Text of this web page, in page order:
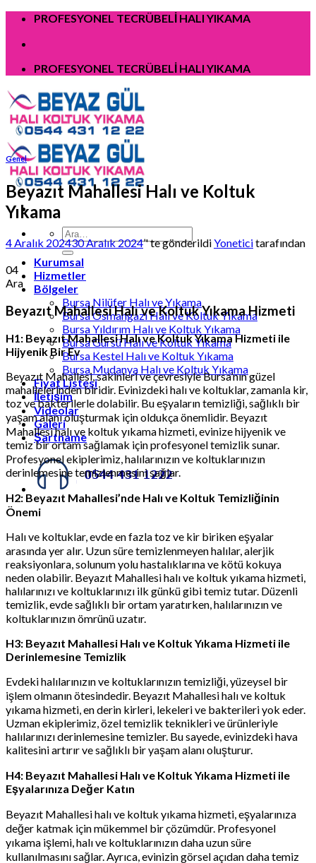
Skip
content
PROFESYONEL TECRÜBELİ HALI YIKAMA
PROFESYONEL TECRÜBELİ HALI YIKAMA
Kurumsal
Hizmetler
Bölgeler
Bursa Nilüfer Halı ve Yıkama
Bursa Osmangazi Halı ve Koltuk Yıkama
Bursa Yıldırım Halı ve Koltuk Yıkama
Bursa Gürsü Halı ve Koltuk Yıkama
Bursa Kestel Halı ve Koltuk Yıkama
Bursa Mudanya Halı ve Koltuk Yıkama
Fiyat Listesi
İletişim
Videolar
Galeri
Şartname
Genel
Beyazıt Mahallesi Halı ve Koltuk
Yıkama
4 Aralık 202430 Aralık 2024’' te gönderildiYoneticitarafından
04
Ara
Beyazıt Mahallesi Halı ve Koltuk Yıkama Hizmeti
H1: Beyazıt Mahallesi Halı ve Koltuk Yıkama Hizmeti ile
Hijyenik Bir Ev
Beyazıt Mahallesi, sakinleri ve çevresiyle Bursa’nın güzel
mahallelerinden biridir. Evinizdeki halı ve koltuklar, zamanla kir,
toz ve bakterilerle dolabilir. Bu eşyaların temizliği, sağlıklı bir
yaşam alanı oluşturmak için oldukça önemlidir. Beyazıt
Mahallesi halı ve koltuk yıkama hizmeti, evinize hijyenik ve
temiz bir ortam sağlamak için profesyonel temizlik sunar.
Profesyonel ekiplerimiz, halılarınızın ve koltuklarınızın
derinlemesine temizlenmesini sağlar.
H2: Beyazıt Mahallesi’nde Halı ve Koltuk Temizliğinin
Önemi
Halı ve koltuklar, evde en fazla toz ve kir biriken eşyalar
arasında yer alır. Uzun süre temizlenmeyen halılar, alerjik
reaksiyonlara, solunum yolu hastalıklarına ve kötü kokuya
neden olabilir. Beyazıt Mahallesi halı ve koltuk yıkama hizmeti,
halılarınızı ve koltuklarınızı ilk günkü gibi temiz tutar. Düzenli
temizlik, evde sağlıklı bir ortam yaratırken, halılarınızın ve
koltuklarınızın ömrünü uzatır.
H3: Beyazıt Mahallesi Halı ve Koltuk Yıkama Hizmeti ile
Derinlemesine Temizlik
Evdeki halılarınızın ve koltuklarınızın temizliği, yüzeysel bir
işlem olmanın ötesindedir. Beyazıt Mahallesi halı ve koltuk
yıkama hizmeti, en derin kirleri, lekeleri ve bakterileri yok eder.
Uzman ekiplerimiz, özel temizlik teknikleri ve ürünleriyle
halılarınızı derinlemesine temizler. Bu sayede, evinizdeki hava
kalitesini artırır ve sağlıklı bir yaşam alanı oluşturur.
H4: Beyazıt Mahallesi Halı ve Koltuk Yıkama Hizmeti ile
Eşyalarınıza Değer Katın
Beyazıt Mahallesi halı ve koltuk yıkama hizmeti, eşyalarınıza
değer katmak için mükemmel bir çözümdür. Profesyonel
yıkama işlemi, halı ve koltuklarınızın daha uzun süre
kullanılmasını sağlar. Ayrıca, evinizin görsel açıdan daha temiz